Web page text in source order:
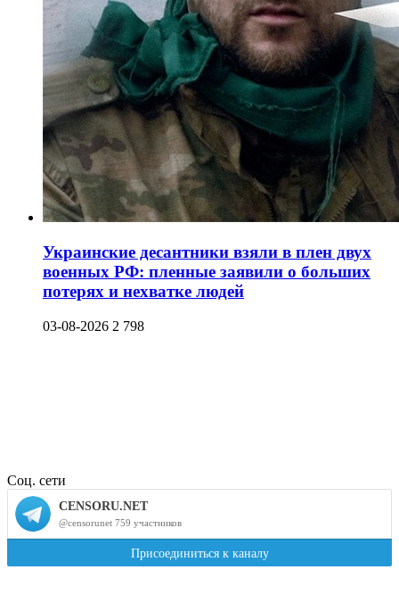
Украинские десантники взяли в плен двух
военных РФ: пленные заявили о больших
потерях и нехватке людей
03-08-2026 2 798
Соц. сети